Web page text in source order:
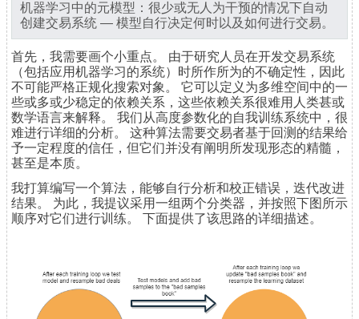
机器学习中的元模型：很少或无人为干预的情况下自动
创建交易系统 — 模型自行决定何时以及如何进行交易。
首先，我需要画个小重点。 由于研究人员在开发交易系统
（包括应用机器学习的系统）时所作所为的不确定性，因此
不可能严格正规化搜索对象。 它可以定义为多维空间中的一
些或多或少稳定的依赖关系，这些依赖关系很难用人类甚或
数学语言来解释。 我们从高度参数化的自我训练系统中，很
难进行详细的分析。 这种算法需要交易者基于回测的结果给
予一定程度的信任，但它们并没有阐明所发现形态的精髓，
甚至是本质。
我打算编写一个算法，能够自行分析和校正错误，迭代改进
结果。 为此，我提议采用一组两个分类器，并按照下图所示
顺序对它们进行训练。 下面提供了该思路的详细描述。